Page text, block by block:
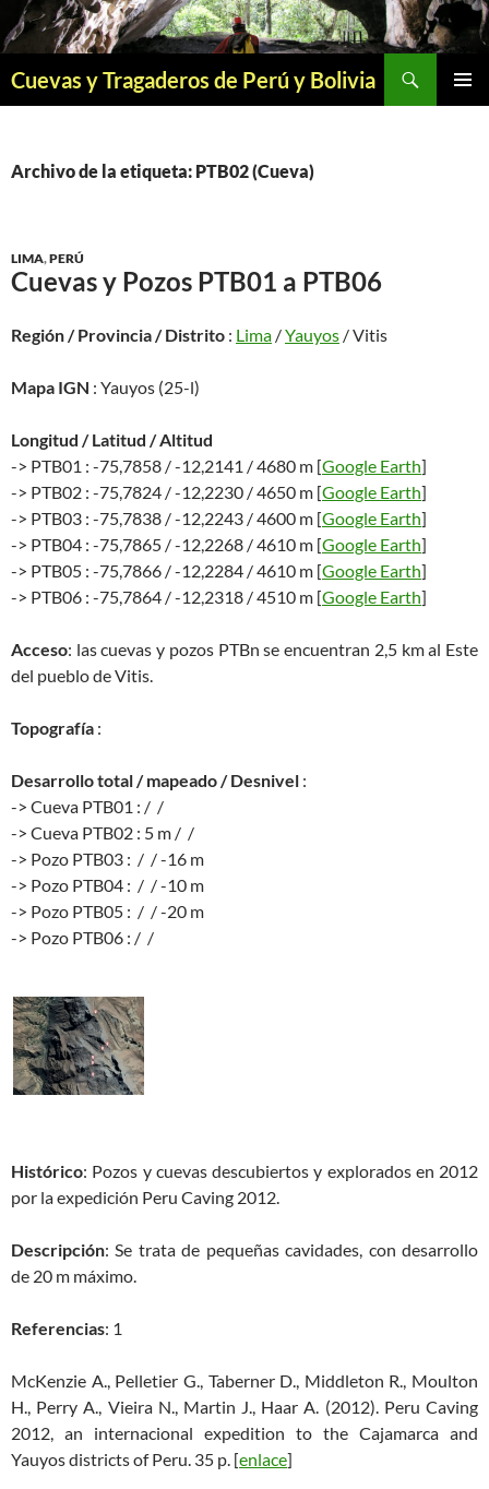
Saltar
al
Cuevas y Tragaderos de Perú y Bolivia
Archivo de la etiqueta: PTB02 (Cueva)
LIMA,PERÚ
Cuevas y Pozos PTB01 a PTB06
Región / Provincia / Distrito : Lima /Yauyos / Vitis
Mapa IGN : Yauyos (25-l)
Longitud / Latitud / Altitud
-> PTB01 : -75,7858 / -12,2141 / 4680 m [Google Earth]
-> PTB02 : -75,7824 / -12,2230 / 4650 m [Google Earth]
-> PTB03 : -75,7838 / -12,2243 / 4600 m [Google Earth]
-> PTB04 : -75,7865 / -12,2268 / 4610 m [Google Earth]
-> PTB05 : -75,7866 / -12,2284 / 4610 m [Google Earth]
-> PTB06 : -75,7864 / -12,2318 / 4510 m [Google Earth]
Acceso: las cuevas y pozos PTBn se encuentran 2,5 km al Este
del pueblo de Vitis.
Topografía :
Desarrollo total / mapeado / Desnivel :
-> Cueva PTB01 : / /
-> Cueva PTB02 : 5 m / /
-> Pozo PTB03 : / / -16 m
-> Pozo PTB04 : / / -10 m
-> Pozo PTB05 : / / -20 m
-> Pozo PTB06 : / /
Histórico: Pozos y cuevas descubiertos y explorados en 2012
por la expedición Peru Caving 2012.
Descripción: Se trata de pequeñas cavidades, con desarrollo
de 20 m máximo.
Referencias: 1
McKenzie A., Pelletier G., Taberner D., Middleton R., Moulton
H., Perry A., Vieira N., Martin J., Haar A. (2012). Peru Caving
2012, an internacional expedition to the Cajamarca and
Yauyos districts of Peru. 35 p. [enlace]